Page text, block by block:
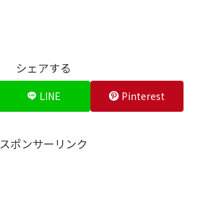
シェアする
LINE Pinterest
スポンサーリンク